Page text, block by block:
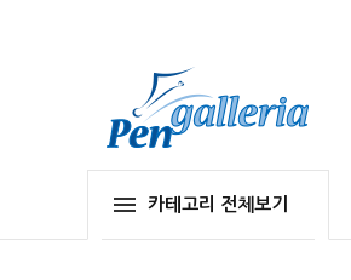
카테고리 전체보기